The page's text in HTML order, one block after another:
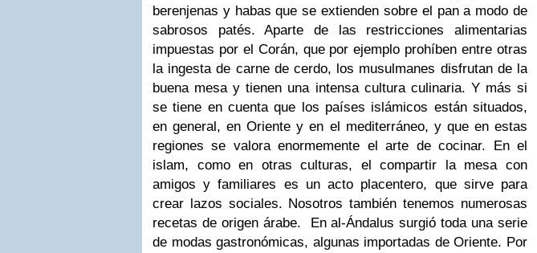
berenjenas y habas que se extienden sobre el pan a modo de
sabrosos patés. Aparte de las restricciones alimentarias
impuestas por el Corán, que por ejemplo prohíben entre otras
la ingesta de carne de cerdo, los musulmanes disfrutan de la
buena mesa y tienen una intensa cultura culinaria. Y más si
se tiene en cuenta que los países islámicos están situados,
en general,en Oriente y en el mediterráneo, y que en estas
regiones se valora enormemente el arte de cocinar. En el
islam, como en otras culturas, el compartir la mesa con
amigos y familiares es un acto placentero, que sirve para
crear lazos sociales. Nosotros también tenemos numerosas
recetas de origen árabe.
En al-Ándalus surgió toda una serie
de modas gastronómicas, algunas importadas de Oriente. Por